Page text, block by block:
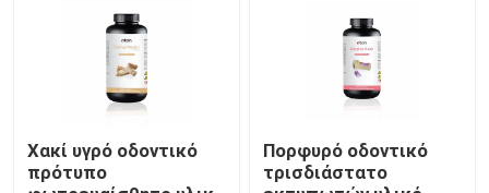
Χακί υγρό οδοντικό
πρότυπο
Πορφυρό οδοντικό
τρισδιάστατο